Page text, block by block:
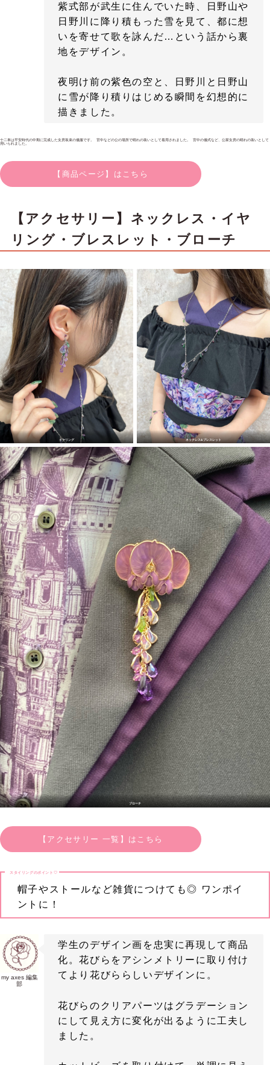
紫式部が武生に住んでいた時、日野山や
日野川に降り積もった雪を見て、都に想
いを寄せて歌を詠んだ…という話から裏
地をデザイン。
夜明け前の紫色の空と、日野川と日野山
に雪が降り積りはじめる瞬間を幻想的に
描きました。
十二単は平安時代の中期に完成した女房装束の儀服です。 宮中などの公の場所で晴れの装いとして着用されました。 宮中の儀式など、公家女房の晴れの装いとして
用いられました。
【商品ページ】はこちら
【アクセサリー】ネックレス・イヤ
リング・ブレスレット・ブローチ
イヤリング ネックレス&ブレスレット
ブローチ
【アクセサリー 一覧】はこちら
スタイリングのポイント♡
帽子やストールなど雑貨につけても◎ ワンポイ
ントに！
my axes 編集
部
学生のデザイン画を忠実に再現して商品
化。花びらをアシンメトリーに取り付け
てより花びららしいデザインに。
花びらのクリアパーツはグラデーション
にして見え方に変化が出るように工夫し
ました。